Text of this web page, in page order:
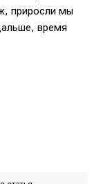
приросли мы
время